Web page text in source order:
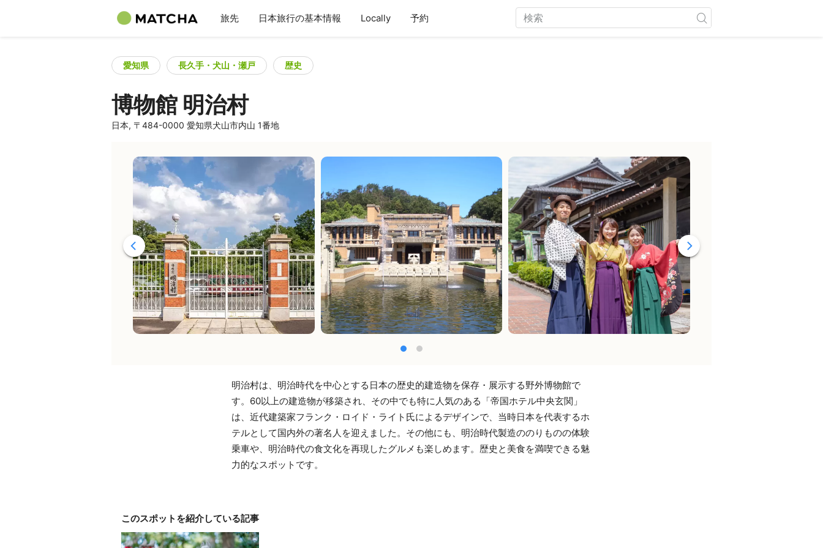
旅先 日本旅行の基本情報 Locally 予約
愛知県 長久手・犬山・瀬戸 歴史
博物館 明治村
日本, 〒484-0000 愛知県犬山市内山 1番地
明治村は、明治時代を中心とする日本の歴史的建造物を保存・展示する野外博物館で
す。60以上の建造物が移築され、その中でも特に人気のある「帝国ホテル中央玄関」
は、近代建築家フランク・ロイド・ライト氏によるデザインで、当時日本を代表するホ
テルとして国内外の著名人を迎えました。その他にも、明治時代製造ののりものの体験
乗車や、明治時代の食文化を再現したグルメも楽しめます。歴史と美食を満喫できる魅
力的なスポットです。
このスポットを紹介している記事